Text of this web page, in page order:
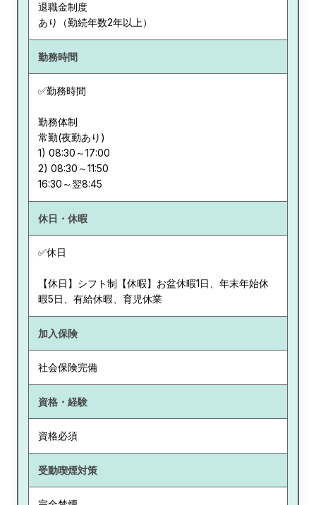
退職金制度
あり（勤続年数2年以上）
勤務時間
✅勤務時間
勤務体制
常勤(夜勤あり)
1) 08:30～17:00
2) 08:30～11:50
休日・休暇
✅休日
【休日】シフト制【休暇】お盆休暇1日、年末年始休
暇5日、有給休暇、育児休業
加入保険
社会保険完備
資格・経験
資格必須
受動喫煙対策